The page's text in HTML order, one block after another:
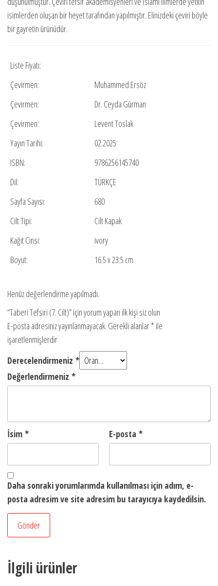
isimlerden oluşan bir heyet tarafından yapılmıştır. Elinizdeki çeviri böyle
bir gayretin ürünüdür.
Liste Fiyatı:
Çevirmen:
Muhammed Ersöz
Çevirmen:
Dr. Ceyda Gürman
Çevirmen:
Levent Toslak
Yayın Tarihi:
02.2025
ISBN:
9786256145740
Dil:
TÜRKÇE
Sayfa Sayısı:
680
Cilt Tipi:
Cilt Kapak
Kağıt Cinsi:
ivory
Boyut:
16.5 x 23.5 cm
Henüz değerlendirme yapılmadı.
“Taberi Tefsiri (7. Cilt)” için yorum yapan ilk kişi siz olun
E-posta adresiniz yayınlanmayacak. Gerekli alanlar* ile
işaretlenmişlerdir
Derecelendirmeniz *
Değerlendirmeniz *
İsim * E-posta *
Daha sonraki yorumlarımda kullanılması için adım, e-
posta adresim ve site adresim bu tarayıcıya kaydedilsin.
İlgili ürünler